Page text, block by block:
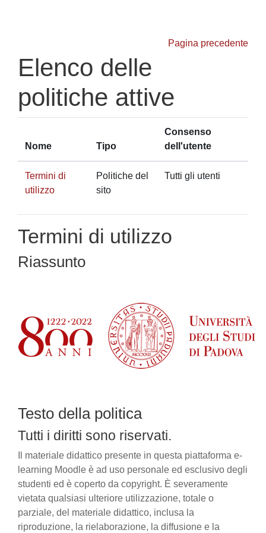
Pagina precedente
Elenco delle
politiche attive
Nome Tipo
Consenso
dell'utente
Termini di
utilizzo
Politiche del
sito
Tutti gli utenti
Termini di utilizzo
Riassunto
Testo della politica
Tutti i diritti sono riservati.
Il materiale didattico presente in questa piattaforma e-
learning Moodle è ad uso personale ed esclusivo degli
studenti ed è coperto da copyright. È severamente
vietata qualsiasi ulteriore utilizzazione, totale o
parziale, del materiale didattico, inclusa la
riproduzione, la rielaborazione, la diffusione e la